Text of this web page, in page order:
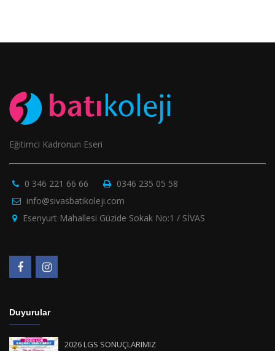
Eğitimci Kadronun Eseri
0 346 221 66 66
0346 235 05 58
info@sivasbatikoleji.com
Esenyurt Mahallesi Güzide Sokak No:1 / SİVAS
Duyurular
2026 LGS SONUÇLARIMIZ